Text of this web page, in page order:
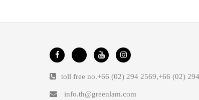
toll free no.+66 (02) 294 2569,+66 (02)
info.th@greenlam.com